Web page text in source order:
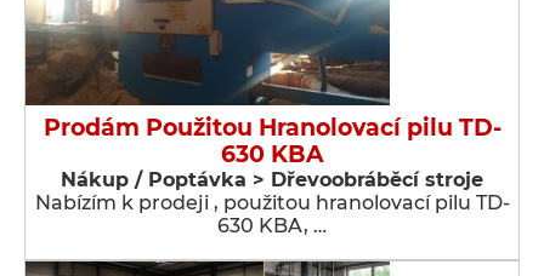
Prodám Použitou Hranolovací pilu TD-
630 KBA
Nákup / Poptávka > Dřevoobráběcí stroje
Nabízím k prodeji , použitou hranolovací pilu TD-
630 KBA, …